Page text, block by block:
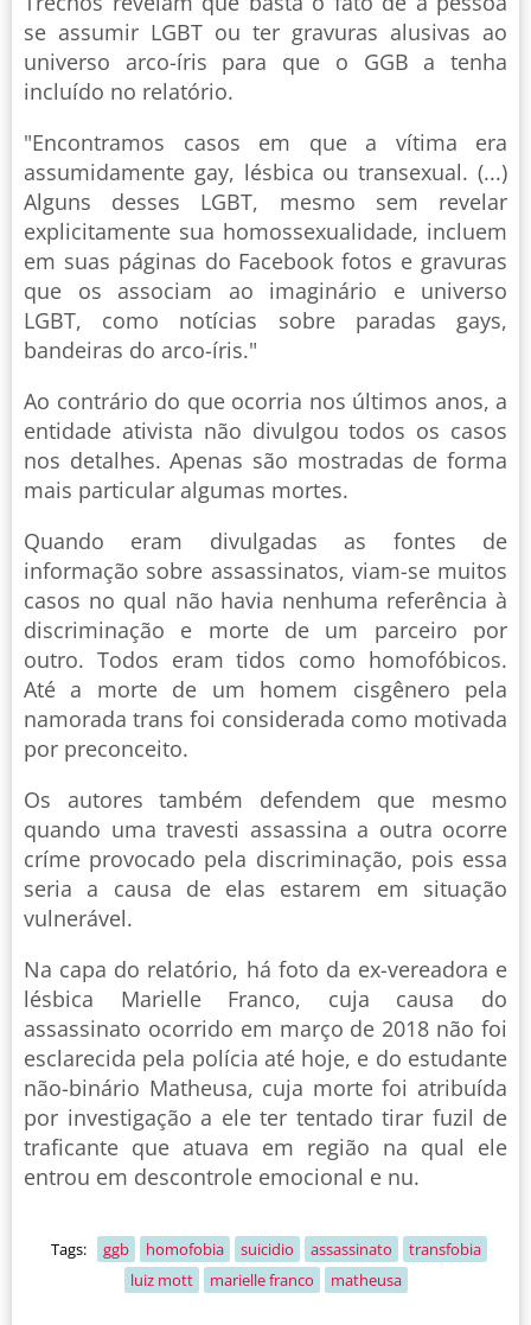
se assumir LGBT ou ter gravuras alusivas ao
universo arco-íris para que o GGB a tenha
incluído no relatório.
"Encontramos casos em que a vítima era
assumidamente gay, lésbica ou transexual. (...)
Alguns desses LGBT, mesmo sem revelar
explicitamente sua homossexualidade, incluem
em suas páginas do Facebook fotos e gravuras
que os associam ao imaginário e universo
LGBT, como notícias sobre paradas gays,
bandeiras do arco-íris."
Ao contrário do que ocorria nos últimos anos, a
entidade ativista não divulgou todos os casos
nos detalhes. Apenas são mostradas de forma
mais particular algumas mortes.
Quando eram divulgadas as fontes de
informação sobre assassinatos, viam-se muitos
casos no qual não havia nenhuma referência à
discriminação e morte de um parceiro por
outro. Todos eram tidos como homofóbicos.
Até a morte de um homem cisgênero pela
namorada trans foi considerada como motivada
por preconceito.
Os autores também defendem que mesmo
quando uma travesti assassina a outra ocorre
críme provocado pela discriminação, pois essa
seria a causa de elas estarem em situação
vulnerável.
Na capa do relatório, há foto da ex-vereadora e
lésbica Marielle Franco, cuja causa do
assassinato ocorrido em março de 2018 não foi
esclarecida pela polícia até hoje, e do estudante
não-binário Matheusa, cuja morte foi atribuída
por investigação a ele ter tentado tirar fuzil de
traficante que atuava em região na qual ele
entrou em descontrole emocional e nu.
Tags: ggb homofobia suicidio assassinato
transfobia
luiz mott
marielle franco matheusa